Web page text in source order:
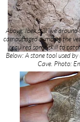
Above: Ibex still live
camouflaged climbing the
required some skill to
Below: A stone tool used
Cave. Photo: